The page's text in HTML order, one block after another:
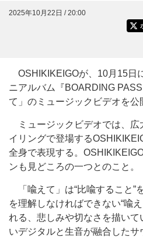
2025年10月22日 / 20:00
OSHIKIKEIGOが、10月15日
ニアルバム『BOARDING
て」のミュージックビデオを公
ミュージックビデオでは、広
イリングで登場する
全身で表現する。
ンも見どころの一つとのこと。
「喩えて」は“比喩すること”
を理解しなければできない“喩
れる、悲しみや切なさを描いて
いデジタルと生音が融合した